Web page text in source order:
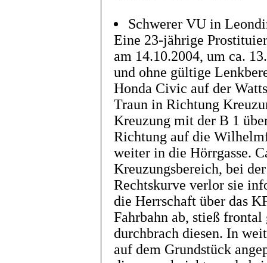
Schwerer VU in
Eine 23-jährige
am 14.10.2004, um ca.
und ohne gültige
Honda Civic auf der
Traun in Richtung
Kreuzung mit der B 1
Richtung auf die
weiter in die Hörrgasse.
Kreuzungsbereich, bei
Rechtskurve verlor sie
die Herrschaft über das
Fahrbahn ab, stieß frontal
durchbrach diesen. In
auf dem Grundstück